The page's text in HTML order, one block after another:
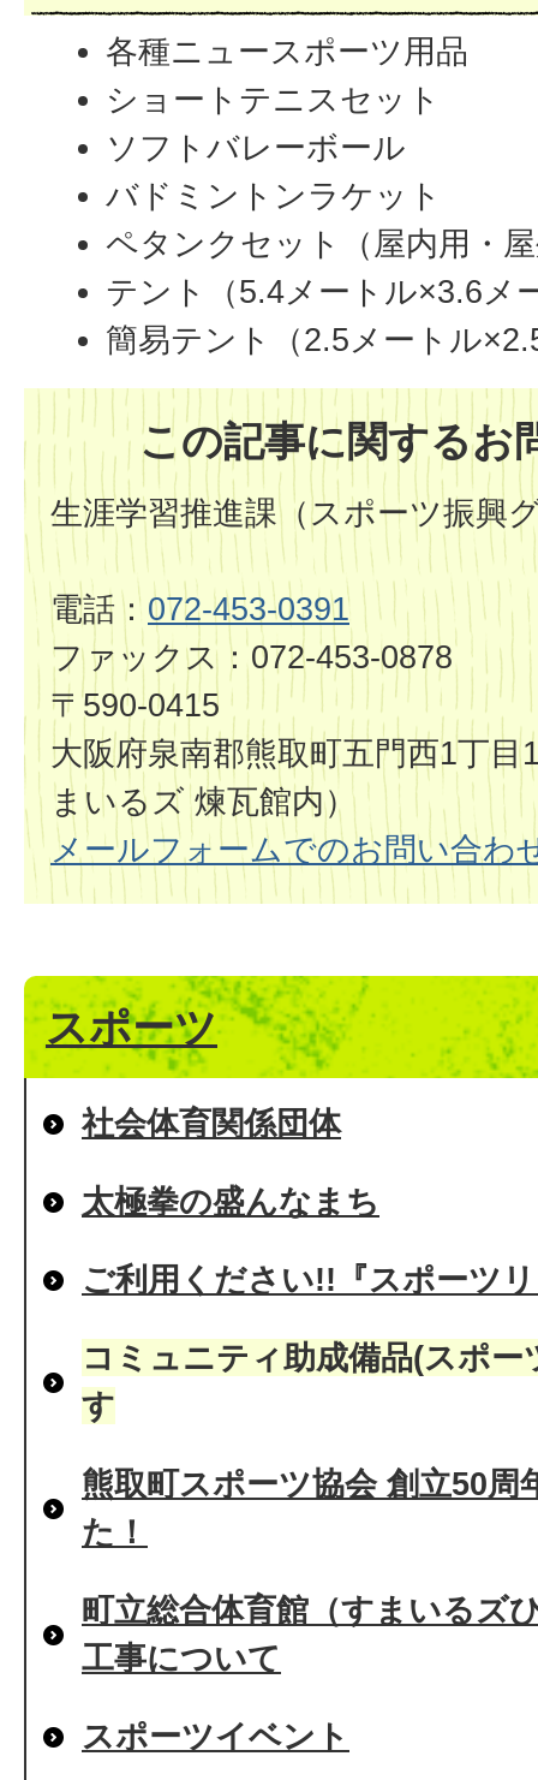
各種ニュースポーツ用品
ショートテニスセット
ソフトバレーボール
バドミントンラケット
ペタンクセット（屋内用・
テント（5.4メートル×3.6メ
簡易テント（2.5メートル
この記事に関するお
生涯学習推進課（スポーツ振興
電話： 072-453-0391
ファックス：072-453-0878
〒590-0415
大阪府泉南郡熊取町五門西1丁目
まいるズ 煉瓦館内）
メールフォームでのお問い合わ
スポーツ
社会体育関係団体
太極拳の盛んなまち
ご利用ください!!『スポーツ
コミュニティ助成備品(スポ
す
熊取町スポーツ協会 創立50周
た！
町立総合体育館（すまいるズ
工事について
スポーツイベント